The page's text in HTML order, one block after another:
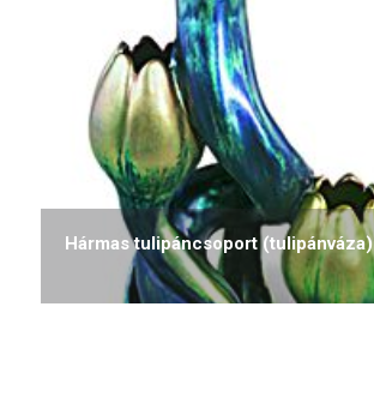
Hármas tulipáncsoport (tulipánváza)